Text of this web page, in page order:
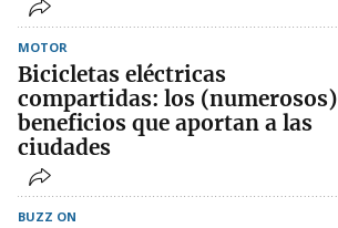
MOTOR
Bicicletas eléctricas
compartidas: los (numerosos)
beneficios que aportan a las
ciudades
BUZZ ON